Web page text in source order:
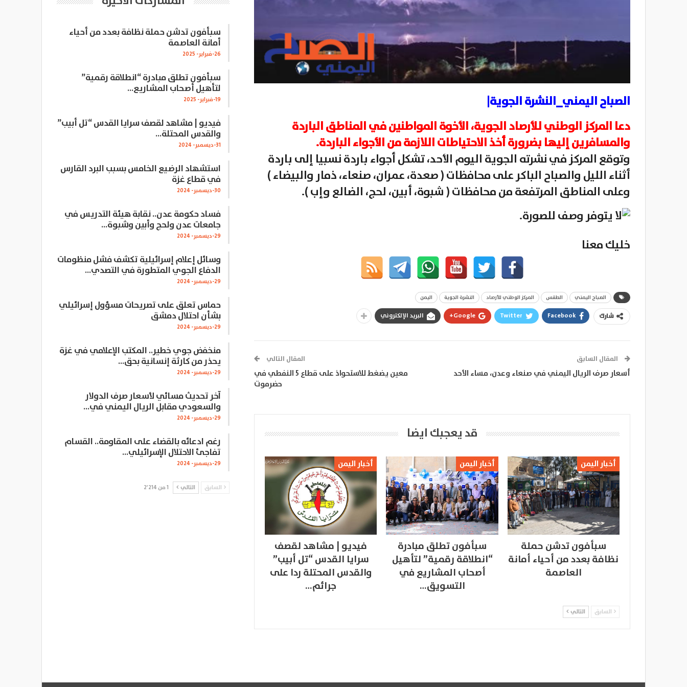
الصباح اليمني_النشرة الجوية|
دعا المركز الوطني للأرصاد الجوية، الأخوة المواطنين في المناطق الباردة
والمسافرين إليها بضرورة أخذ الاحتياطات اللازمة من الأجواء الباردة.
وتوقع المركز في نشرته الجوية اليوم الأحد، تشكل أجواء باردة نسبيا إلى باردة
أثناء الليل والصباح الباكر على محافظات ( صعدة، عمران، صنعاء، ذمار والبيضاء )
وعلى المناطق المرتفعة من محافظات ( شبوة، أبين، لحج، الضالع وإب ).
خليك معنا
الصباح اليمني الطقس المركز الوطني للأرصاد النشرة الجوية اليمن
شارك Facebook
Twitter
Google+ البريد الإلكتروني
المقال السابق
أسعار صرف الريال اليمني في صنعاء وعدن، مساء الأحد
المقال التالي
معين يضغط للاستحواذ على قطاع 5 النفطي في
حضرموت
قد يعجبك ايضا
أخبار اليمن
سبأفون تدشن حملة
نظافة بعدد من أحياء أمانة
العاصمة
أخبار اليمن
سبأفون تطلق مبادرة
“انطلاقة رقمية” لتأهيل
أصحاب المشاريع في
التسويق…
أخبار اليمن
فيديو | مشاهد لقصف
سرايا القدس “تل أبيب”
والقدس المحتلة ردا على
جرائم…
السابق التالي
سبأفون تدشن حملة نظافة بعدد من أحياء
أمانة العاصمة
26-فبراير- 2025
سبأفون تطلق مبادرة “انطلاقة رقمية”
لتأهيل أصحاب المشاريع…
19-فبراير- 2025
فيديو | مشاهد لقصف سرايا القدس “تل أبيب”
والقدس المحتلة…
31-ديسمبر- 2024
استشهاد الرضيع الخامس بسبب البرد القارس
في قطاع غزة
30-ديسمبر- 2024
فساد حكومة عدن.. نقابة هيئة التدريس في
جامعات عدن ولحج وأبين وشبوة…
29-ديسمبر- 2024
وسائل إعلام إسرائيلية تكشف فشل منظومات
الدفاع الجوي المتطورة في التصدي…
29-ديسمبر- 2024
حماس تعلق على تصريحات مسؤول إسرائيلي
بشأن احتلال دمشق
29-ديسمبر- 2024
منخفض جوي خطير.. المكتب الإعلامي في غزة
يحذر من كارثة إنسانية بحق…
29-ديسمبر- 2024
آخر تحديث مسائي لأسعار صرف الدولار
والسعودي مقابل الريال اليمني في…
29-ديسمبر- 2024
رغم ادعائه بالقضاء على المقاومة.. القسام
تفاجئ الاحتلال الإسرائيلي…
29-ديسمبر- 2024
السابق التالي 1 من 2٬214